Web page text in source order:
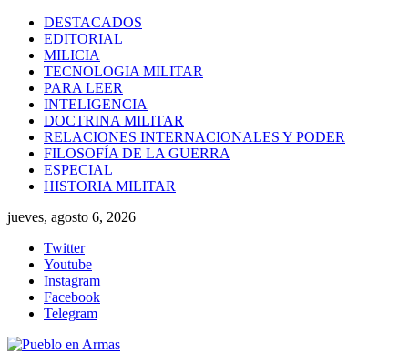
Saltar
contenido
DESTACADOS
EDITORIAL
MILICIA
TECNOLOGIA MILITAR
PARA LEER
INTELIGENCIA
DOCTRINA MILITAR
RELACIONES INTERNACIONALES Y PODER
FILOSOFÍA DE LA GUERRA
ESPECIAL
HISTORIA MILITAR
jueves, agosto 6, 2026
Twitter
Youtube
Instagram
Facebook
Telegram